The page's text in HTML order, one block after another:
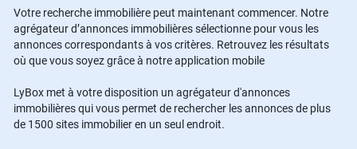
Votre recherche immobilière peut maintenant commencer. Notre
agrégateur d’annonces immobilières sélectionne pour vous les
annonces correspondants à vos critères. Retrouvez les résultats
où que vous soyez grâce à notre application mobile
LyBox met à votre disposition un agrégateur d'annonces
immobilières qui vous permet de rechercher les annonces de plus
de 1500 sites immobilier en un seul endroit.